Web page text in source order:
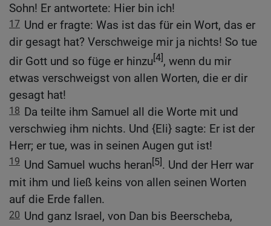
Sohn! Er antwortete: Hier bin ich!
17 Und er fragte: Was ist das für ein Wort, das er
dir gesagt hat? Verschweige mir ja nichts! So tue
dir Gott und so füge er hinzu[4], wenn du mir
etwas verschweigst von allen Worten, die er dir
gesagt hat!
18 Da teilte ihm Samuel all die Worte mit und
verschwieg ihm nichts. Und {Eli} sagte: Er ist der
Herr; er tue, was in seinen Augen gut ist!
19 Und Samuel wuchs heran[5]. Und der Herr war
mit ihm und ließ keins von allen seinen Worten
auf die Erde fallen.
20 Und ganz Israel, von Dan bis Beerscheba,